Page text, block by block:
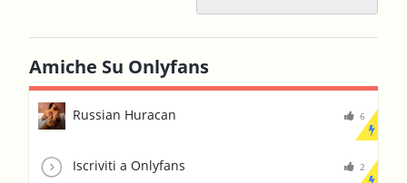
Amiche Su Onlyfans
Russian Huracan 6
Iscriviti a Onlyfans 2